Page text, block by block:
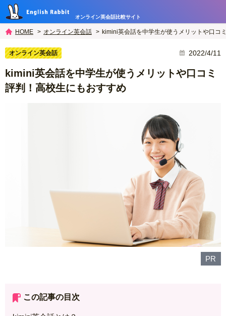
オンライン英会話比較サイト
HOME オンライン英会話 kimini英会話を中学生が使うメリットや口コ
オンライン英会話 2022/4/11
kimini英会話を中学生が使うメリットや口コミ
評判！高校生にもおすすめ
PR
この記事の目次